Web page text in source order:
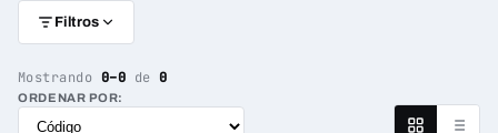
Filtros
Mostrando 0–0 de0
ORDENAR POR: